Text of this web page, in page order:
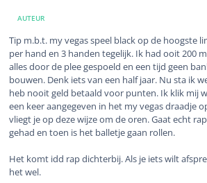
AUTEUR
Tip m.b.t. my vegas speel black op de hoogste
per hand en 3 handen tegelijk. Ik had ooit 200
alles door de plee gespoeld en een tijd geen
bouwen. Denk iets van een half jaar. Nu sta ik
heb nooit geld betaald voor punten. Ik klik mij
een keer aangegeven in het my vegas draadje
vliegt je op deze wijze om de oren. Gaat echt
gehad en toen is het balletje gaan rollen.
Het komt idd rap dichterbij. Als je iets wilt
het wel.